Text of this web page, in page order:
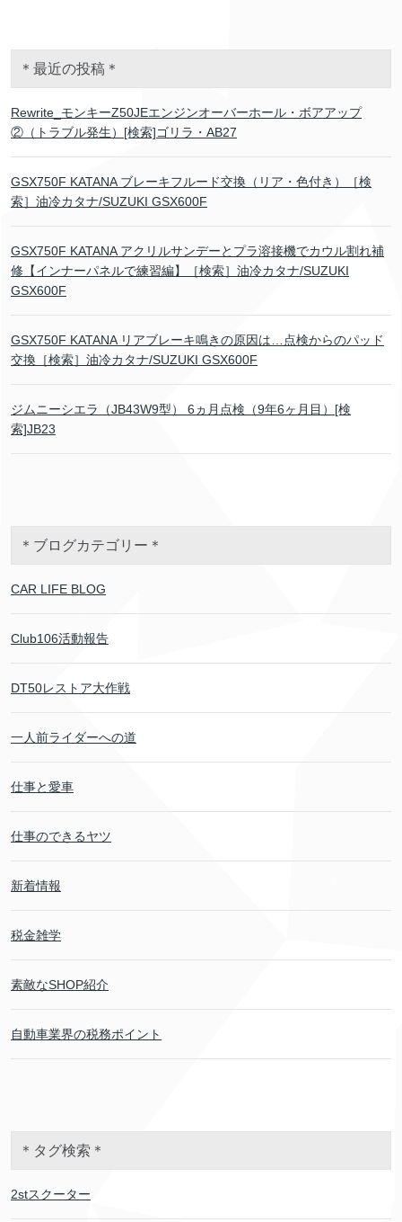
＊最近の投稿＊
Rewrite_モンキーZ50JEエンジンオーバーホール・ボアアップ
②（トラブル発生）[検索]ゴリラ・AB27
GSX750F KATANA ブレーキフルード交換（リア・色付き）［検
索］油冷カタナ/SUZUKI GSX600F
GSX750F KATANA アクリルサンデーとプラ溶接機でカウル割れ補
修【インナーパネルで練習編】［検索］油冷カタナ/SUZUKI
GSX600F
GSX750F KATANA リアブレーキ鳴きの原因は…点検からのパッド
交換［検索］油冷カタナ/SUZUKI GSX600F
ジムニーシエラ（JB43W9型） 6ヵ月点検（9年6ヶ月目）[検
索]JB23
＊ブログカテゴリー＊
CAR LIFE BLOG
Club106活動報告
DT50レストア大作戦
一人前ライダーへの道
仕事と愛車
仕事のできるヤツ
新着情報
税金雑学
素敵なSHOP紹介
自動車業界の税務ポイント
＊タグ検索＊
2stスクーター